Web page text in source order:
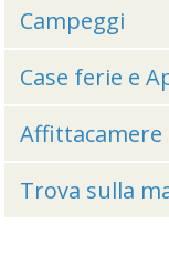
Campeggi
Case ferie e
Affittacamere
Trova sulla